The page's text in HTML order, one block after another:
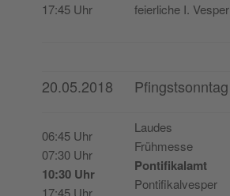
17:45 Uhr feier­li­che I. Vesper
20.05.2018 Pfingstsonntag
06:45 Uhr
07:30 Uhr
10:30 Uhr
Lau­des
Frühmesse
Pon­ti­fi­ka­lamt
Pontifikalvesper